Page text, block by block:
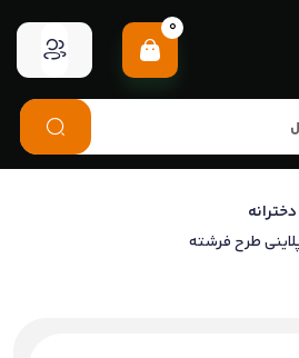
0
دخترانه
طرح فرشته